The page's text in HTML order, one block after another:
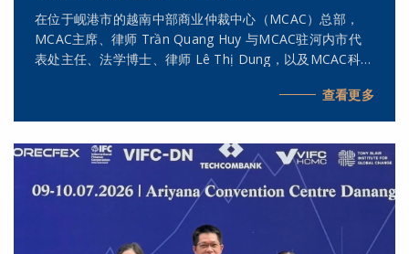
在位于岘港市的越南中部商业仲裁中心（MCAC）总部，
MCAC主席、律师 Trần Quang Huy 与MCAC驻河内市代
表处主任、法学博士、律师 Lê Thị Dung，以及MCAC科学
查看更多